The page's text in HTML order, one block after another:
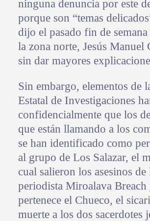
ninguna denuncia por este
porque son “temas
dijo el pasado fin de
la zona norte, Jesús Manuel
sin dar mayores
Sin embargo, elementos de
Estatal de Investigaciones
confidencialmente que los
que están llamando a los
se han identificado como
al grupo de Los Salazar, el
cual salieron los asesinos de
periodista Miroalava Breach
pertenece el Chueco, el
muerte a los dos sacerdotes